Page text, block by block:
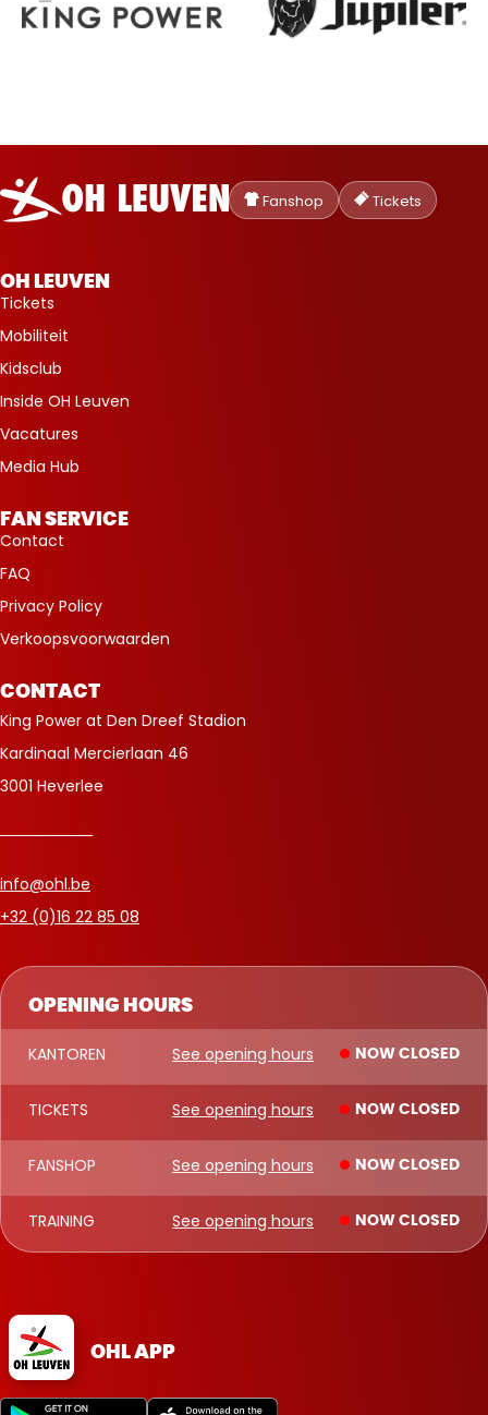
Oud-
Heverlee
Leuven
Fanshop Tickets
OPENING HOURS
KANTOREN See opening hours NOW CLOSED
TICKETS See opening hours NOW CLOSED
FANSHOP See opening hours NOW CLOSED
TRAINING See opening hours NOW CLOSED
OH LEUVEN
Tickets
Mobiliteit
Kidsclub
Inside OH Leuven
Vacatures
Media Hub
FAN SERVICE
Contact
FAQ
Privacy Policy
Verkoopsvoorwaarden
CONTACT
King Power at Den Dreef Stadion
Kardinaal Mercierlaan 46
3001 Heverlee
info@ohl.be
+32 (0)16 22 85 08
OHL APP